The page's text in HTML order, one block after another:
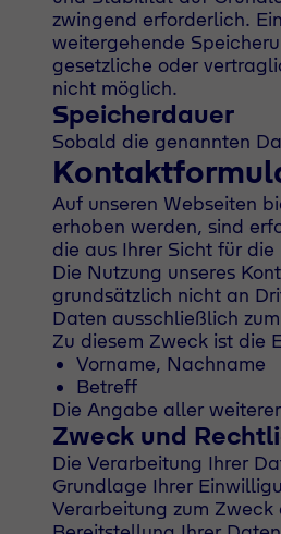
zwingend erforderlich.
weitergehende
gesetzliche oder
nicht möglich.
Speicherdauer
Sobald die genannten
Auf unseren Webseiten
erhoben werden, sind
die aus Ihrer Sicht für
Die Nutzung unseres
grundsätzlich nicht an
Daten ausschließlich
Zu diesem Zweck ist die
Vorname, Nachname
Betreff
Die Angabe aller
Zweck und
Die Verarbeitung Ihrer
Grundlage Ihrer
Verarbeitung zum